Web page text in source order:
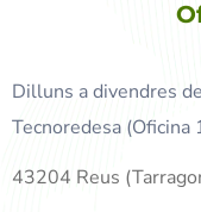
Dilluns a divendres
Tecnoredesa (Oficina
43204 Reus